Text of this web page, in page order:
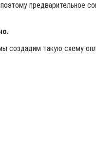
предварительное
такую схему